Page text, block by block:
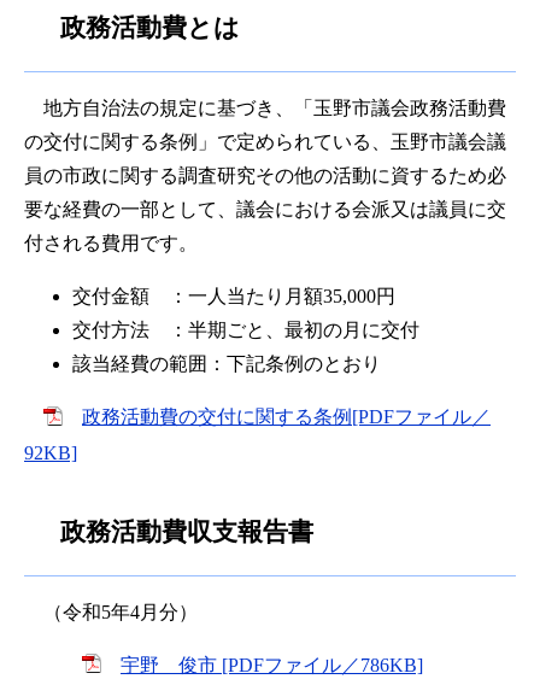
政務活動費とは
地方自治法の規定に基づき、「玉野市議会政務活動費
の交付に関する条例」で定められている、玉野市議会議
員の市政に関する調査研究その他の活動に資するため必
要な経費の一部として、議会における会派又は議員に交
付される費用です。
交付金額 ：一人当たり月額35,000円
交付方法 ：半期ごと、最初の月に交付
該当経費の範囲：下記条例のとおり
政務活動費の交付に関する条例[PDFファイル／
92KB]
政務活動費収支報告書
（令和5年4月分）
宇野 俊市 [PDFファイル／786KB]